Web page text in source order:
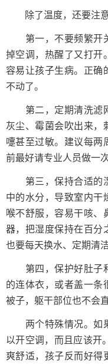
除了温度，还要注意
第一，不要频繁开关
掉空调，热醒了又打开
容易让孩子生病。正确
不动了。
第二，定期清洗滤网
灰尘、霉菌会吹出来，
嚏甚至过敏。建议每两
前最好请专业人员做一
第三，保持合适的湿
中的水分，导致室内干
喉不舒服，容易干咳、
器，把湿度保持在百分
也要每天换水、定期清洁
第四，保护好肚子和
的连体衣，或者盖一条
被子，躯干部位也不会
两个特殊情况。如果
以开空调，而且应该开
爽舒适，孩子反而好得